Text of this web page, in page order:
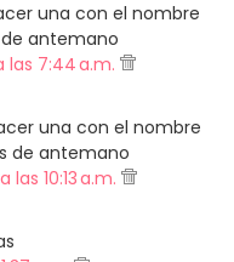
una con el nombre
antemano
7:44 a.m.
una con el nombre
de antemano
10:13 a.m.